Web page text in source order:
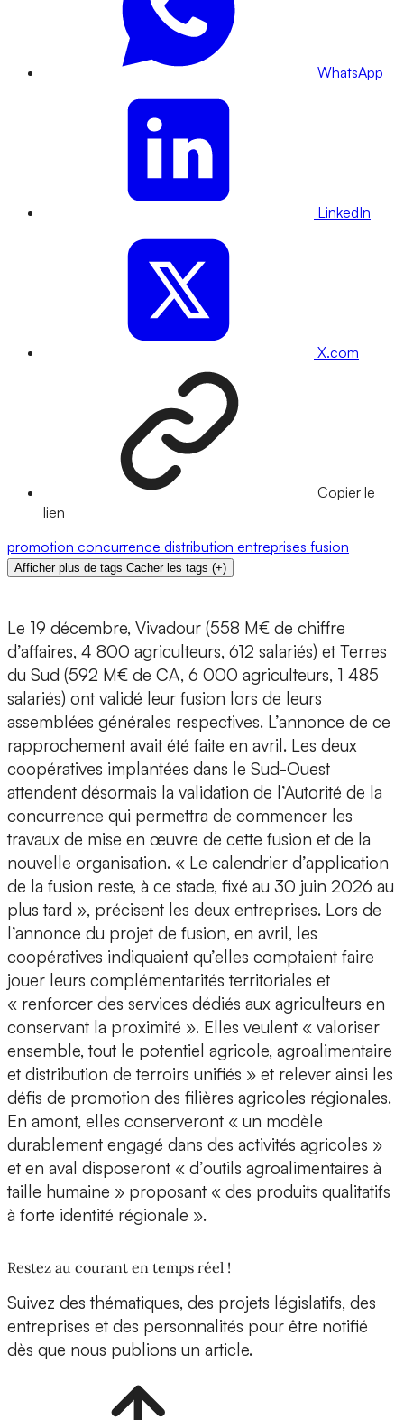
WhatsApp
LinkedIn
X.com
Copier le
lien
promotion concurrence distribution entreprises fusion
Afficher plus de tags Cacher les tags (+)
Le 19 décembre, Vivadour (558 M€ de chiffre
d’affaires, 4 800 agriculteurs, 612 salariés) et Terres
du Sud (592 M€ de CA, 6 000 agriculteurs, 1 485
salariés) ont validé leur fusion lors de leurs
assemblées générales respectives. L’annonce de ce
rapprochement avait été faite en avril. Les deux
coopératives implantées dans le Sud-Ouest
attendent désormais la validation de l’Autorité de la
concurrence qui permettra de commencer les
travaux de mise en œuvre de cette fusion et de la
nouvelle organisation. « Le calendrier d’application
de la fusion reste, à ce stade, fixé au 30 juin 2026 au
plus tard », précisent les deux entreprises. Lors de
l’annonce du projet de fusion, en avril, les
coopératives indiquaient qu’elles comptaient faire
jouer leurs complémentarités territoriales et
« renforcer des services dédiés aux agriculteurs en
conservant la proximité ». Elles veulent « valoriser
ensemble, tout le potentiel agricole, agroalimentaire
et distribution de terroirs unifiés » et relever ainsi les
défis de promotion des filières agricoles régionales.
En amont, elles conserveront « un modèle
durablement engagé dans des activités agricoles »
et en aval disposeront « d’outils agroalimentaires à
taille humaine » proposant « des produits qualitatifs
à forte identité régionale ».
Restez au courant en temps réel !
Suivez des thématiques, des projets législatifs, des
entreprises et des personnalités pour être notifié
dès que nous publions un article.